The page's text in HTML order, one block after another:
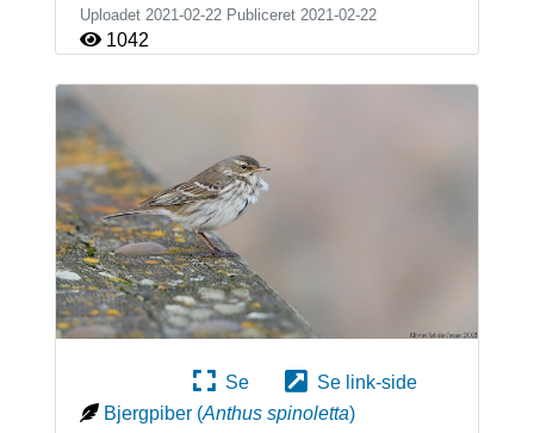
Uploadet 2021-02-22 Publiceret 2021-02-22
1042
Se
Se link-side
Bjergpiber (Anthus spinoletta)